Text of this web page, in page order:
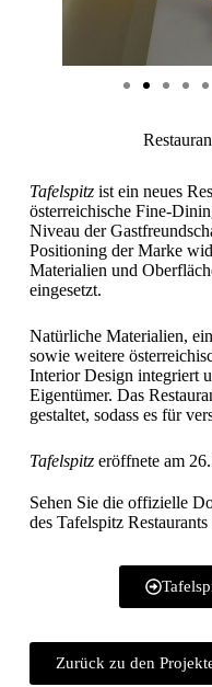
Tafelspitzist ein neues
österreichische Fine-
Niveau der
Positioning der Marke
Materialien und
eingesetzt.
Natürliche Materialien,
sowie weitere
Interior Design integriert
Eigentümer. Das
gestaltet, sodass es für
Tafelspitzeröffnete am
Sehen Sie die offizielle
des Tafelspitz
Zurück zu den